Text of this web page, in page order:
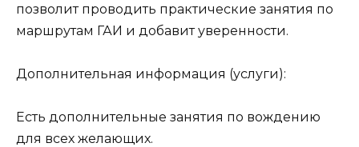
позволит проводить практические занятия по
маршрутам ГАИ и добавит уверенности.
Дополнительная информация (услуги):
Есть дополнительные занятия по вождению
для всех желающих.